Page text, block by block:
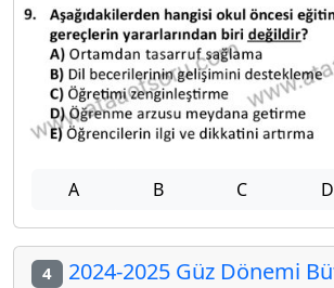
A B C D
4 2024-2025 Güz Dönemi